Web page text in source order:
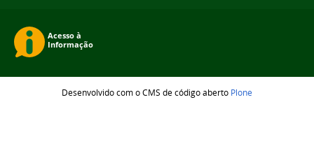
Desenvolvido com o CMS de código aberto Plone